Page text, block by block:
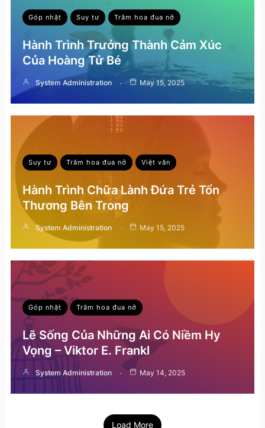
Góp nhặt Suy tư Trăm hoa đua nở
Hành Trình Trưởng Thành Cảm Xúc
Của Hoàng Tử Bé
System Administration May 15, 2025
Suy tư Trăm hoa đua nở Việt văn
Hành Trình Chữa Lành Đứa Trẻ Tổn
Thương Bên Trong
System Administration May 15, 2025
Góp nhặt Trăm hoa đua nở
Lẽ Sống Của Những Ai Có Niềm Hy
Vọng – Viktor E. Frankl
System Administration May 14, 2025
Load More